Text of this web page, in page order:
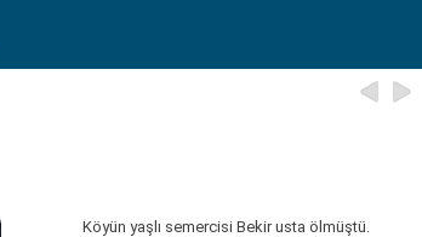
Köyün yaşlı semercisi Bekir usta ölmüştü.